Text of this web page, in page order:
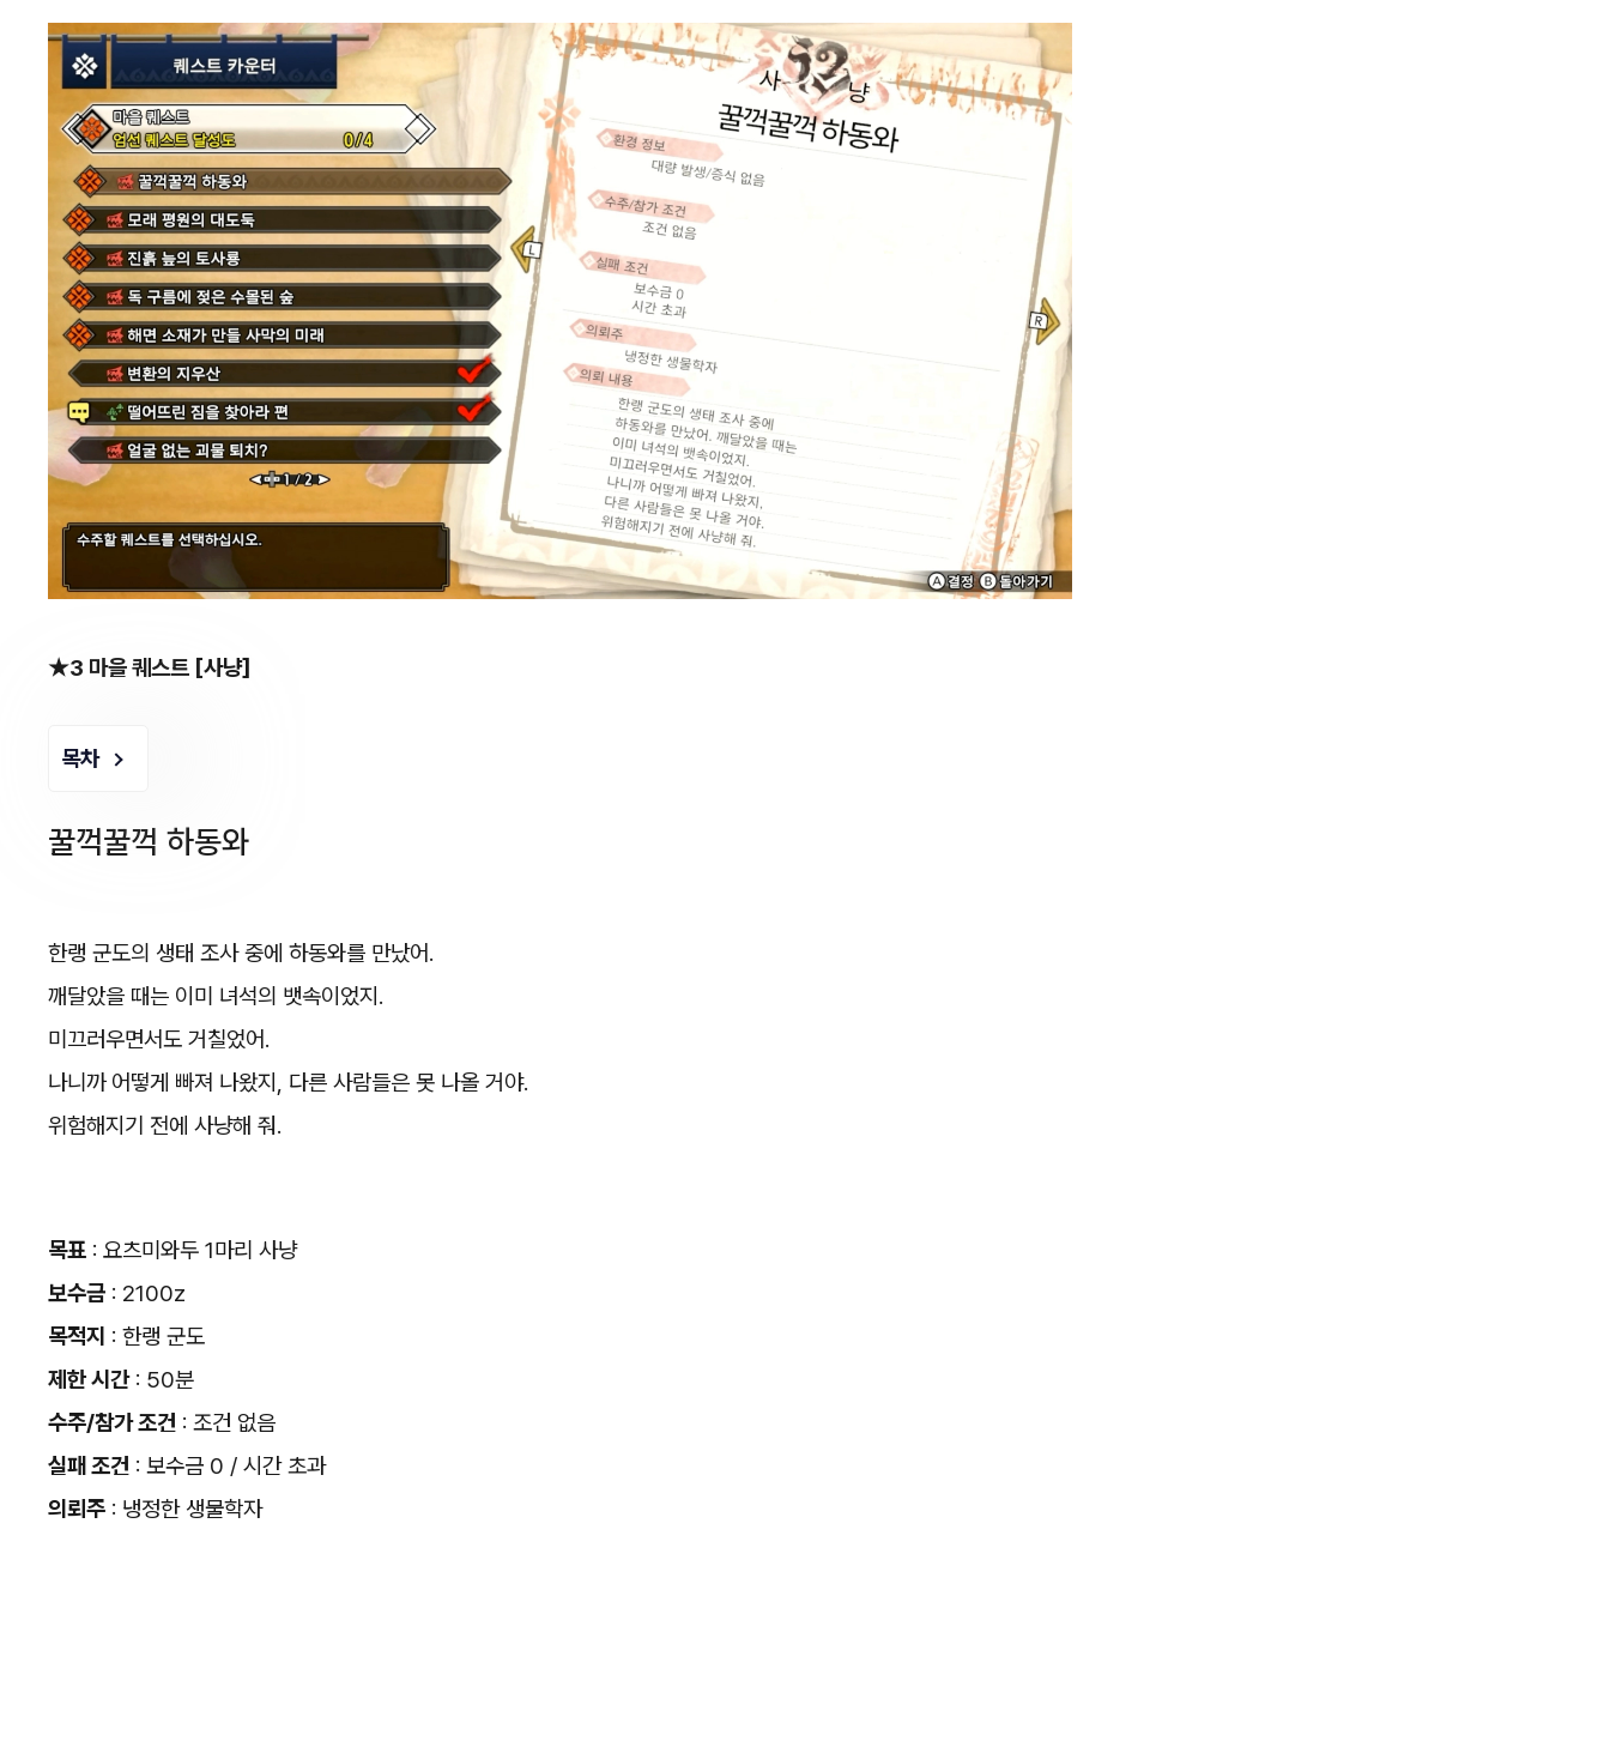
★3 마을 퀘스트 [사냥]
목차
꿀꺽꿀꺽 하동와
한랭 군도의 생태 조사 중에 하동와를 만났어.
깨달았을 때는 이미 녀석의 뱃속이었지.
미끄러우면서도 거칠었어.
나니까 어떻게 빠져 나왔지, 다른 사람들은 못 나올 거야.
위험해지기 전에 사냥해 줘.
목표 : 요츠미와두 1마리 사냥
보수금 : 2100z
목적지 : 한랭 군도
제한 시간: 50분
수주/참가 조건 : 조건 없음
실패 조건 : 보수금 0 / 시간 초과
의뢰주 : 냉정한 생물학자